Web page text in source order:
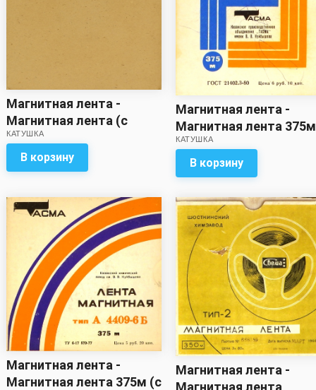
Магнитная лента -
Магнитная лента (с
записью / метраж
неизвестен)
КАТУШКА
В корзину
Магнитная лента -
Магнитная лента
записью)
КАТУШКА
В корзину
Магнитная лента -
Магнитная лента 375м (с
Магнитная лента -
Магнитная лента